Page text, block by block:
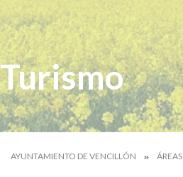
Turismo
AYUNTAMIENTO DE VENCILLÓN ÁREAS